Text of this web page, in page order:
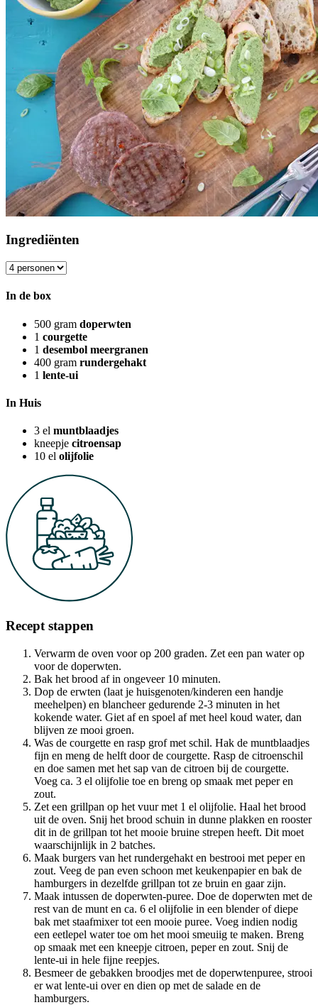
Ingrediënten
In de box
500 gram doperwten
1 courgette
1 desembol meergranen
400 gram rundergehakt
1 lente-ui
In Huis
3 el muntblaadjes
kneepje citroensap
10 el olijfolie
Recept stappen
Verwarm de oven voor op 200 graden. Zet een pan water op
voor de doperwten.
Bak het brood af in ongeveer 10 minuten.
Dop de erwten (laat je huisgenoten/kinderen een handje
meehelpen) en blancheer gedurende 2-3 minuten in het
kokende water. Giet af en spoel af met heel koud water, dan
blijven ze mooi groen.
Was de courgette en rasp grof met schil. Hak de muntblaadjes
fijn en meng de helft door de courgette. Rasp de citroenschil
en doe samen met het sap van de citroen bij de courgette.
Voeg ca. 3 el olijfolie toe en breng op smaak met peper en
zout.
Zet een grillpan op het vuur met 1 el olijfolie. Haal het brood
uit de oven. Snij het brood schuin in dunne plakken en rooster
dit in de grillpan tot het mooie bruine strepen heeft. Dit moet
waarschijnlijk in 2 batches.
Maak burgers van het rundergehakt en bestrooi met peper en
zout. Veeg de pan even schoon met keukenpapier en bak de
hamburgers in dezelfde grillpan tot ze bruin en gaar zijn.
Maak intussen de doperwten-puree. Doe de doperwten met de
rest van de munt en ca. 6 el olijfolie in een blender of diepe
bak met staafmixer tot een mooie puree. Voeg indien nodig
een eetlepel water toe om het mooi smeuiig te maken. Breng
op smaak met een kneepje citroen, peper en zout. Snij de
lente-ui in hele fijne reepjes.
Besmeer de gebakken broodjes met de doperwtenpuree, strooi
er wat lente-ui over en dien op met de salade en de
hamburgers.